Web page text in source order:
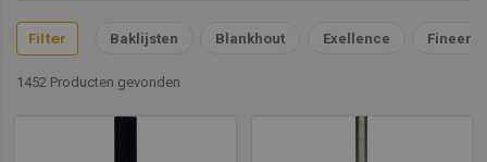
Filter Baklijsten Blankhout Exellence Fineer
1452 Producten gevonden